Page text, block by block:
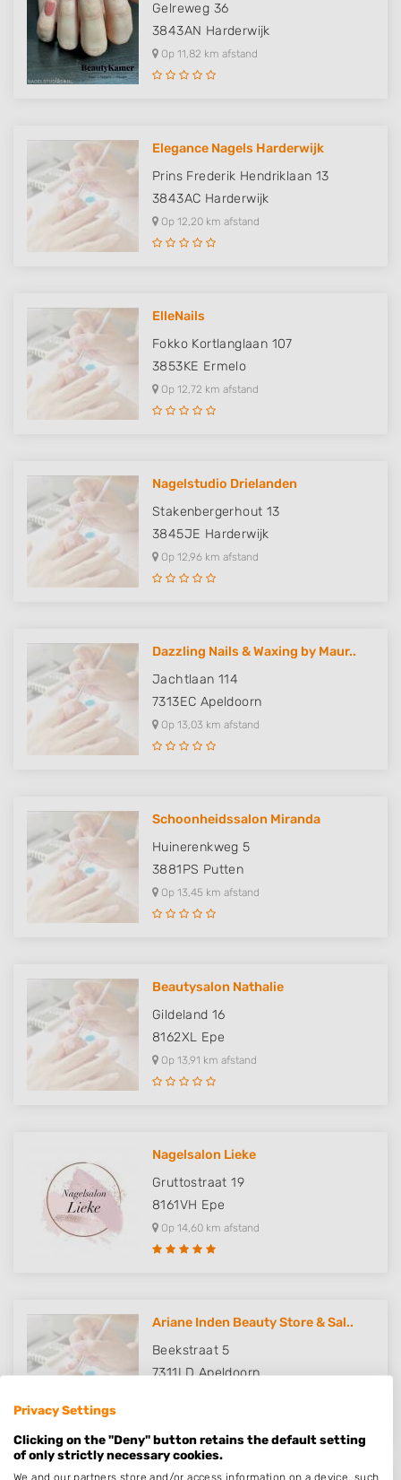
Gelreweg 36
3843AN Harderwijk
Op 11,82 km afstand
Elegance Nagels Harderwijk
Prins Frederik Hendriklaan 13
3843AC Harderwijk
Op 12,20 km afstand
ElleNails
Fokko Kortlanglaan 107
3853KE Ermelo
Op 12,72 km afstand
Nagelstudio Drielanden
Stakenbergerhout 13
3845JE Harderwijk
Op 12,96 km afstand
Dazzling Nails & Waxing by Maur..
Jachtlaan 114
7313EC Apeldoorn
Op 13,03 km afstand
Schoonheidssalon Miranda
Huinerenkweg 5
3881PS Putten
Op 13,45 km afstand
Beautysalon Nathalie
Gildeland 16
8162XL Epe
Op 13,91 km afstand
Nagelsalon Lieke
Gruttostraat 19
8161VH Epe
Op 14,60 km afstand
Ariane Inden Beauty Store & Sal..
Beekstraat 5
7311LD Apeldoorn
Privacy Settings
Clicking on the "Deny" button retains the default setting
of only strictly necessary cookies.
We and our partners store and/or access information on a device, such